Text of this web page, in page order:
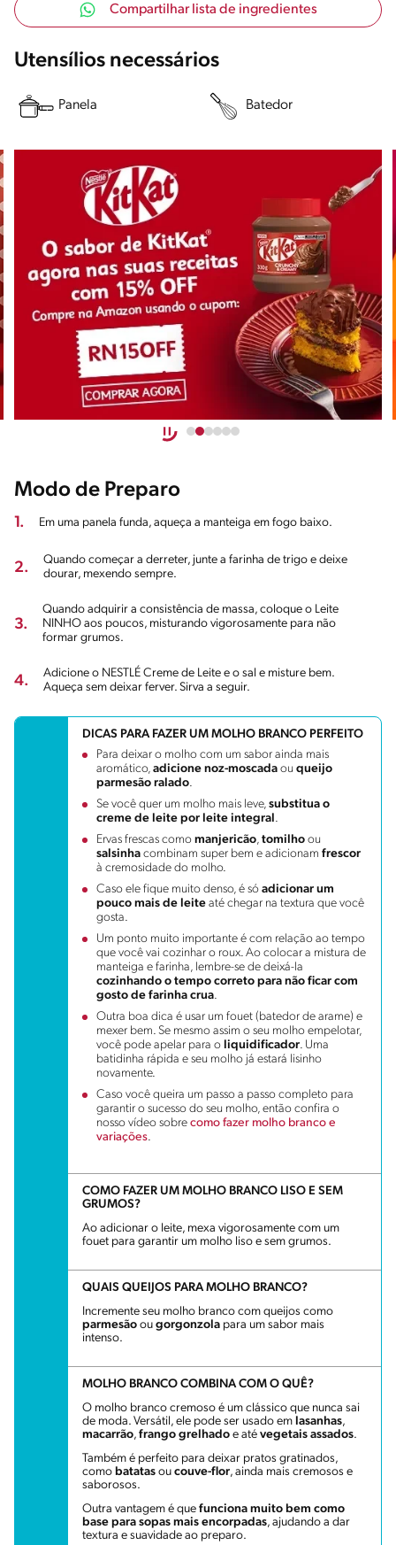
Compartilhar lista de ingredientes
Utensílios necessários
Panela Batedor
Modo de Preparo
1. Em uma panela funda, aqueça a manteiga em fogo baixo.
2.
Quando começar a derreter, junte a farinha de trigo e deixe
dourar, mexendo sempre.
3.
Quando adquirir a consistência de massa, coloque o Leite
NINHO aos poucos, misturando vigorosamente para não
formar grumos.
4.
Adicione o NESTLÉ Creme de Leite e o sal e misture bem.
Aqueça sem deixar ferver. Sirva a seguir.
DICAS PARA FAZER UM MOLHO BRANCO PERFEITO
Para deixar o molho com um sabor ainda mais
aromático, adicione noz-moscada ou queijo
parmesão ralado.
Se você quer um molho mais leve, substitua o
creme de leite por leite integral.
Ervas frescas como manjericão, tomilho ou
salsinha combinam super bem e adicionam frescor
à cremosidade do molho.
Caso ele fique muito denso, é só adicionar um
pouco mais de leite até chegar na textura que você
gosta.
Um ponto muito importante é com relação ao tempo
que você vai cozinhar o roux. Ao colocar a mistura de
manteiga e farinha, lembre-se de deixá-la
cozinhando o tempo correto para não ficar com
gosto de farinha crua.
Outra boa dica é usar um fouet (batedor de arame) e
mexer bem. Se mesmo assim o seu molho empelotar,
você pode apelar para o liquidificador. Uma
batidinha rápida e seu molho já estará lisinho
novamente.
Caso você queira um passo a passo completo para
garantir o sucesso do seu molho, então confira o
nosso vídeo sobre como fazer molho branco e
variações.
COMO FAZER UM MOLHO BRANCO LISO E SEM
GRUMOS?
Ao adicionar o leite, mexa vigorosamente com um
fouet para garantir um molho liso e sem grumos.
QUAIS QUEIJOS PARA MOLHO BRANCO?
Incremente seu molho branco com queijos como
parmesão ou gorgonzola para um sabor mais
intenso.
MOLHO BRANCO COMBINA COM O QUÊ?
O molho branco cremoso é um clássico que nunca sai
de moda. Versátil, ele pode ser usado em lasanhas,
macarrão, frango grelhado e até vegetais assados.
Também é perfeito para deixar pratos gratinados,
como batatas ou couve-flor, ainda mais cremosos e
saborosos.
Outra vantagem é que funciona muito bem como
base para sopas mais encorpadas, ajudando a dar
textura e suavidade ao preparo.